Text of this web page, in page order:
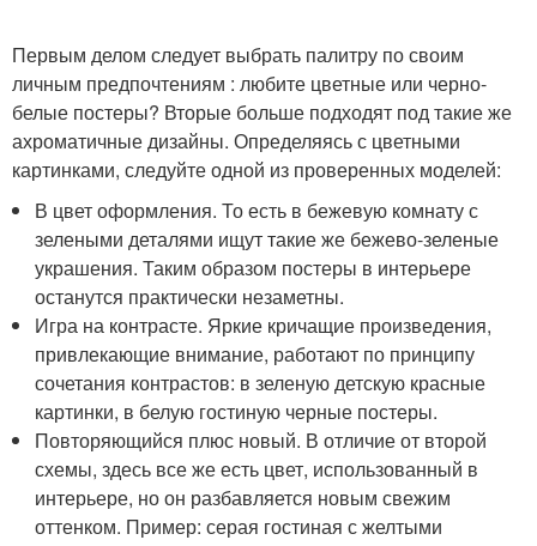
Первым делом следует выбрать палитру по своим
личным предпочтениям : любите цветные или черно-
белые постеры? Вторые больше подходят под такие же
ахроматичные дизайны. Определяясь с цветными
картинками, следуйте одной из проверенных моделей:
В цвет оформления. То есть в бежевую комнату с
зелеными деталями ищут такие же бежево-зеленые
украшения. Таким образом постеры в интерьере
останутся практически незаметны.
Игра на контрасте. Яркие кричащие произведения,
привлекающие внимание, работают по принципу
сочетания контрастов: в зеленую детскую красные
картинки, в белую гостиную черные постеры.
Повторяющийся плюс новый. В отличие от второй
схемы, здесь все же есть цвет, использованный в
интерьере, но он разбавляется новым свежим
оттенком. Пример: серая гостиная с желтыми